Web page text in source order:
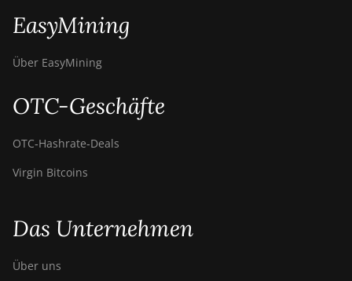
EasyMining
Über EasyMining
OTC-Geschäfte
OTC‑Hashrate‑Deals
Virgin Bitcoins
Das Unternehmen
Über uns